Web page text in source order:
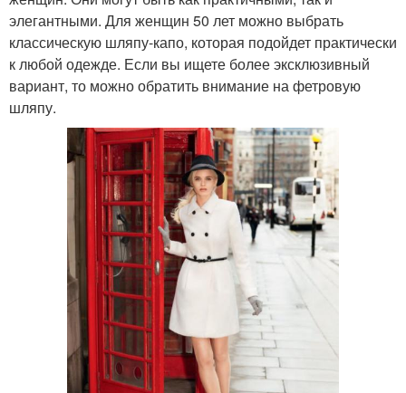
элегантными. Для женщин 50 лет можно выбрать
классическую шляпу-капо, которая подойдет практически
к любой одежде. Если вы ищете более эксклюзивный
вариант, то можно обратить внимание на фетровую
шляпу.